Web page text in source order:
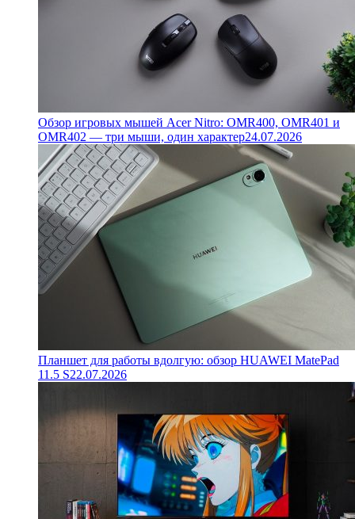
Обзор игровых мышей Acer Nitro: OMR400, OMR401 и
OMR402 — три мыши, один характер24.07.2026
Планшет для работы вдолгую: обзор HUAWEI MatePad
11.5 S22.07.2026